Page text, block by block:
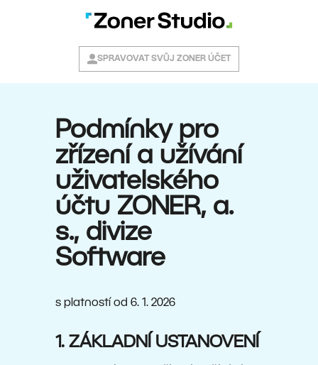
SPRAVOVAT SVŮJ ZONER ÚČET
Podmínky pro
zřízení a užívání
uživatelského
účtu ZONER, a.
s., divize
Software
s platností od 6. 1. 2026
1. ZÁKLADNÍ USTANOVENÍ